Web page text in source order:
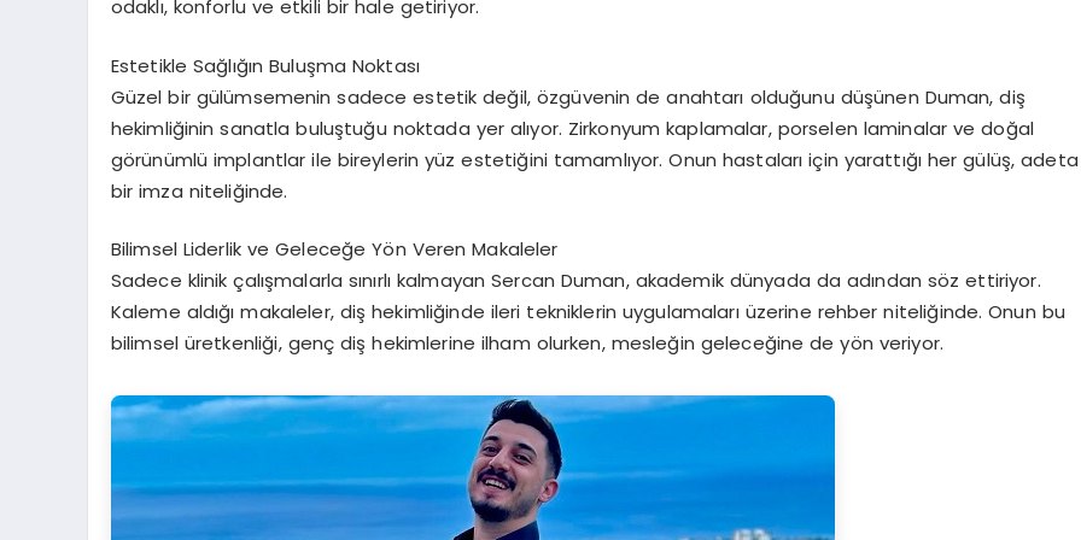
odaklı, konforlu ve etkili bir hale getiriyor.
Estetikle Sağlığın Buluşma Noktası
Güzel bir gülümsemenin sadece estetik değil, özgüvenin de anahtarı olduğunu düşünen Duman, diş
hekimliğinin sanatla buluştuğu noktada yer alıyor. Zirkonyum kaplamalar, porselen laminalar ve doğal
görünümlü implantlar ile bireylerin yüz estetiğini tamamlıyor. Onun hastaları için yarattığı her gülüş, adeta
bir imza niteliğinde.
Bilimsel Liderlik ve Geleceğe Yön Veren Makaleler
Sadece klinik çalışmalarla sınırlı kalmayan Sercan Duman, akademik dünyada da adından söz ettiriyor.
Kaleme aldığı makaleler, diş hekimliğinde ileri tekniklerin uygulamaları üzerine rehber niteliğinde. Onun bu
bilimsel üretkenliği, genç diş hekimlerine ilham olurken, mesleğin geleceğine de yön veriyor.